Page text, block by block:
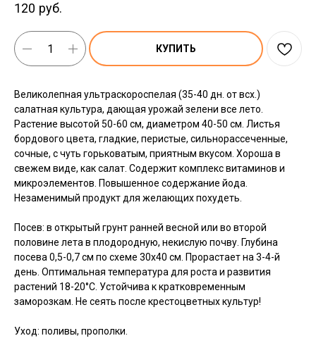
120 руб.
КУПИТЬ
Великолепная ультраскороспелая (35-40 дн. от всх.)
салатная культура, дающая урожай зелени все лето.
Растение высотой 50-60 см, диаметром 40-50 см. Листья
бордового цвета, гладкие, перистые, сильнорассеченные,
сочные, с чуть горьковатым, приятным вкусом. Хороша в
свежем виде, как салат. Содержит комплекс витаминов и
микроэлементов. Повышенное содержание йода.
Незаменимый продукт для желающих похудеть.
Посев: в открытый грунт ранней весной или во второй
половине лета в плодородную, некислую почву. Глубина
посева 0,5-0,7 см по схеме 30х40 см. Прорастает на 3-4-й
день. Оптимальная температура для роста и развития
растений 18-20°С. Устойчива к кратковременным
заморозкам. Не сеять после крестоцветных культур!
Уход: поливы, прополки.